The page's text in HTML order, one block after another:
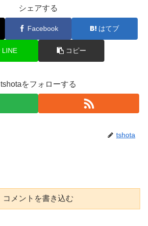
シェアする
Facebook はてブ
LINE コピー
tshotaをフォローする
tshota
コメントを書き込む